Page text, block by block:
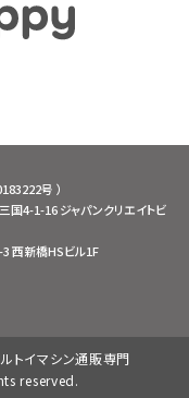
号 ）
4-1-16 ジャパンクリエイトビ
西新橋HSビル1F
トイマシン通販専門
reserved.